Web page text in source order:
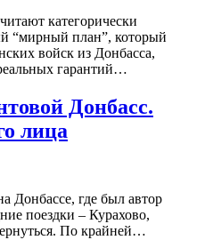
категорически
“мирный план”, который
войск из Донбасса,
гарантий…
Донбасс.
лица
Донбассе, где был автор
поездки – Курахово,
По крайней…